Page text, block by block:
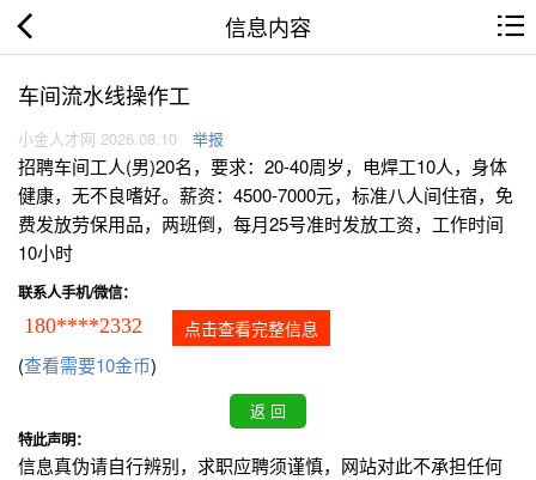
信息内容
车间流水线操作工
小金人才网 2026.08.10 举报
招聘车间工人(男)20名，要求：20-40周岁，电焊工10人，身体
健康，无不良嗜好。薪资：4500-7000元，标准八人间住宿，免
费发放劳保用品，两班倒，每月25号准时发放工资，工作时间
10小时
联系人手机/微信：
180****2332 点击查看完整信息
(查看需要10金币)
特此声明：
信息真伪请自行辨别，求职应聘须谨慎，网站对此不承担任何